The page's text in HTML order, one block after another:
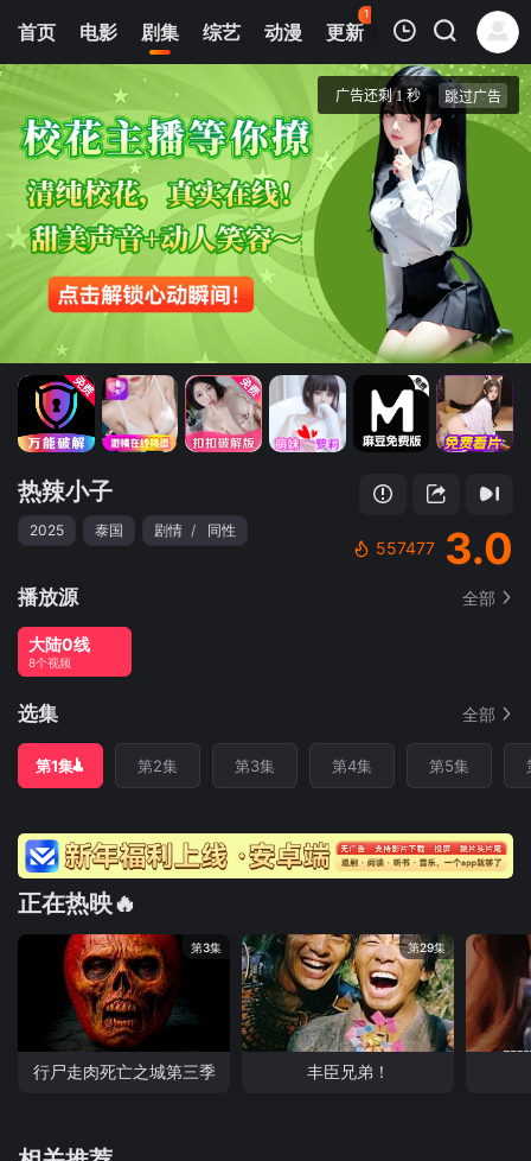
首页 电影 剧集 综艺 动漫 更新
115
热榜 APP
我的观影记录
第1集
热辣小子
清空
热辣小子
2025 泰国 剧情 / 同性
557477 3.0
播放源 全部
大陆0线
8个视频
选集 全部
第1集 第2集 第3集 第4集 第5集
正在热映🔥
第3集
行尸走肉死亡之城第三季
第29集
丰臣兄弟！